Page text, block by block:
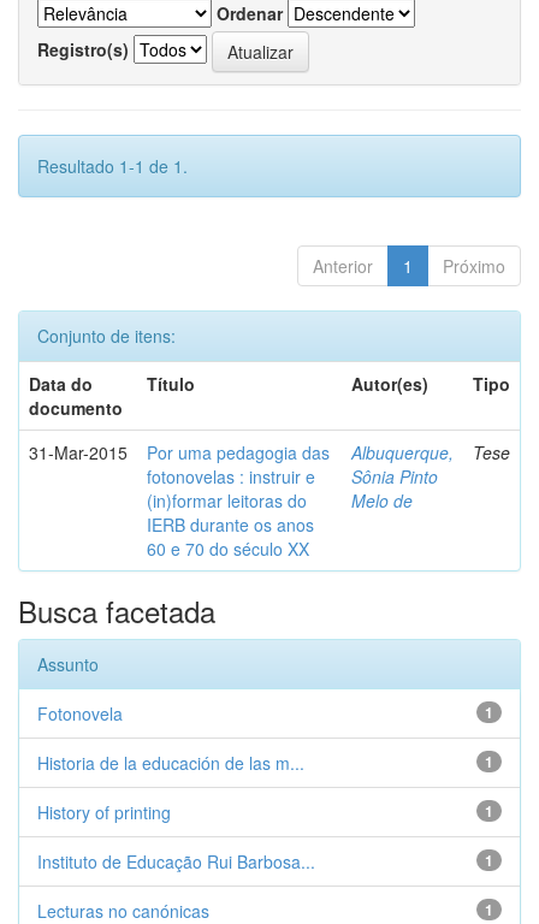
Ordenar
Registro(s)
Resultado 1-1 de 1.
Anterior 1 Próximo
Conjunto de itens:
Data do
documento
Título Autor(es) Tipo
31-Mar-2015
Por uma pedagogia das
fotonovelas : instruir e
(in)formar leitoras do
IERB durante os anos
60 e 70 do século XX
Albuquerque,
Sônia Pinto
Melo de
Tese
Busca facetada
Assunto
1
Fotonovela
1
Historia de la educación de las m...
1
History of printing
1
Instituto de Educação Rui Barbosa...
1
Lecturas no canónicas